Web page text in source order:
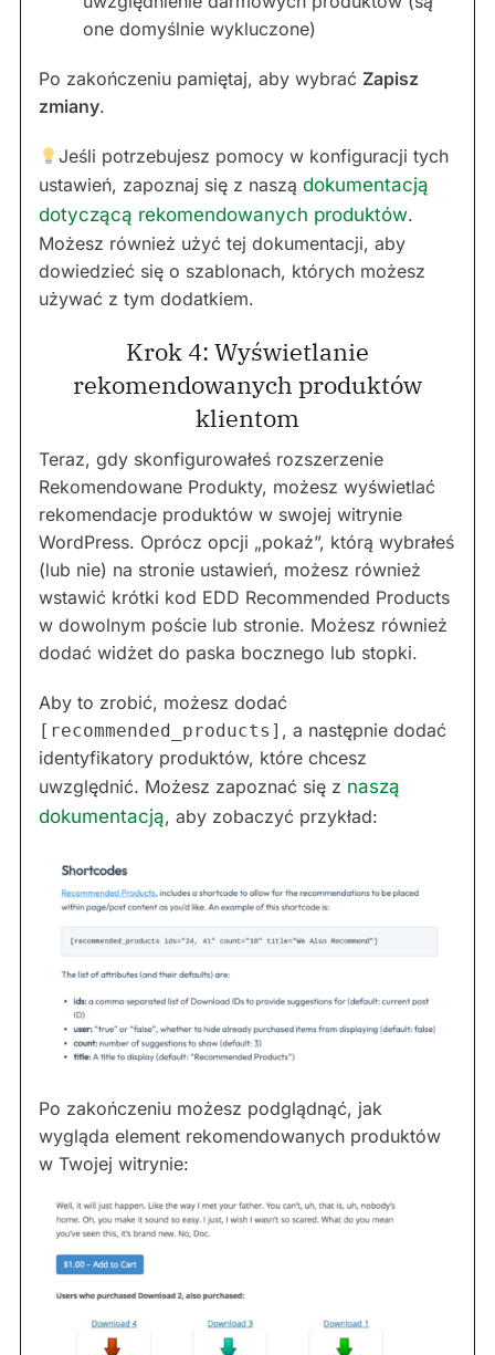
one domyślnie wykluczone)
Po zakończeniu pamiętaj, aby wybrać Zapisz
zmiany.
Jeśli potrzebujesz pomocy w konfiguracji tych
ustawień, zapoznaj się z naszą dokumentacją
dotyczącą rekomendowanych produktów.
Możesz również użyć tej dokumentacji, aby
dowiedzieć się o szablonach, których możesz
używać z tym dodatkiem.
Krok 4: Wyświetlanie
rekomendowanych produktów
klientom
Teraz, gdy skonfigurowałeś rozszerzenie
Rekomendowane Produkty, możesz wyświetlać
rekomendacje produktów w swojej witrynie
WordPress. Oprócz opcji „pokaż”, którą wybrałeś
(lub nie) na stronie ustawień, możesz również
wstawić krótki kod EDD Recommended Products
w dowolnym poście lub stronie. Możesz również
dodać widżet do paska bocznego lub stopki.
Aby to zrobić, możesz dodać
[recommended_products] , a następnie dodać
identyfikatory produktów, które chcesz
uwzględnić. Możesz zapoznać się z naszą
dokumentacją, aby zobaczyć przykład:
Po zakończeniu możesz podglądnąć, jak
wygląda element rekomendowanych produktów
w Twojej witrynie: